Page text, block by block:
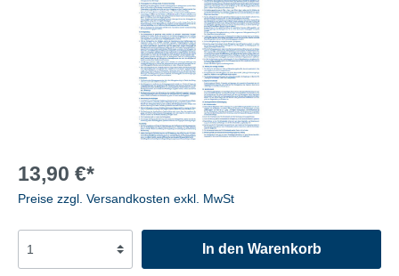
13,90 €*
Preise zzgl. Versandkosten exkl. MwSt
In den Warenkorb